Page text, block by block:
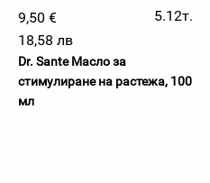
9,50 €
5.12т.
18,58 лв
Dr. Sante Масло за
стимулиране на растежа, 100
мл